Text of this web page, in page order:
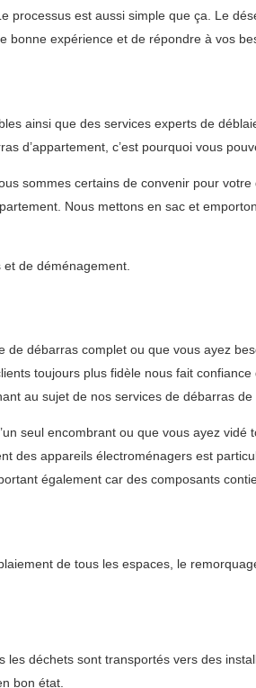
est aussi simple que ça. Le
bonne expérience et de répondre à vos
ainsi que des services experts de
d’appartement, c’est pourquoi vous
sommes certains de convenir pour
Nous mettons en sac et
de déménagement.
débarras complet ou que vous ayez
toujours plus fidèle nous fait
au sujet de nos services de débarras de
seul encombrant ou que vous ayez
des appareils électroménagers est
également car des composants
de tous les espaces, le
déchets sont transportés vers des
bon état.